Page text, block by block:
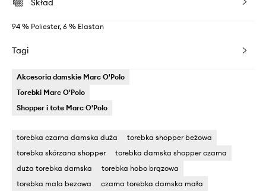
Skład
94 % Poliester, 6 % Elastan
Tagi
Akcesoria damskie Marc O'Polo
Torebki Marc O'Polo
Shopper i tote Marc O'Polo
torebka czarna damska duża
torebka shopper beżowa
torebka skórzana shopper
torebka damska shopper czarna
duża torebka damska
torebka hobo brązowa
torebka mala bezowa
czarna torebka damska mała